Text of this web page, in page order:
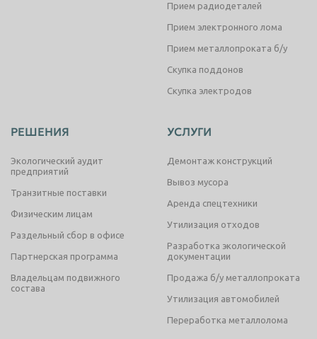
Прием радиодеталей
Прием электронного лома
Прием металлопроката б/у
Скупка поддонов
Скупка электродов
РЕШЕНИЯ
Экологический аудит
предприятий
Транзитные поставки
Физическим лицам
Раздельный сбор в офисе
Партнерская программа
Владельцам подвижного
состава
УСЛУГИ
Демонтаж конструкций
Вывоз мусора
Аренда спецтехники
Утилизация отходов
Разработка экологической
документации
Продажа б/у металлопроката
Утилизация автомобилей
Переработка металлолома